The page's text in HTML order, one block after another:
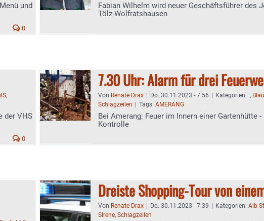
und
0
Fabian Wilhelm wird neuer Geschäftsführer des
Tölz-Wolfratshausen
,
der VHS
0
7.30 Uhr: Alarm für drei
Von Renate Drax Do. 30.11.2023 - 7:56 Kategorien: .,
Schlagzeilen
Tags: AMERANG
Bei Amerang: Feuer im Innern einer Gartenhütte
Kontrolle
Dreiste Shopping-Tour von
Von Renate Drax Do. 30.11.2023 - 7:39 Kategorien: Aib-
Sirene, Schlagzeilen